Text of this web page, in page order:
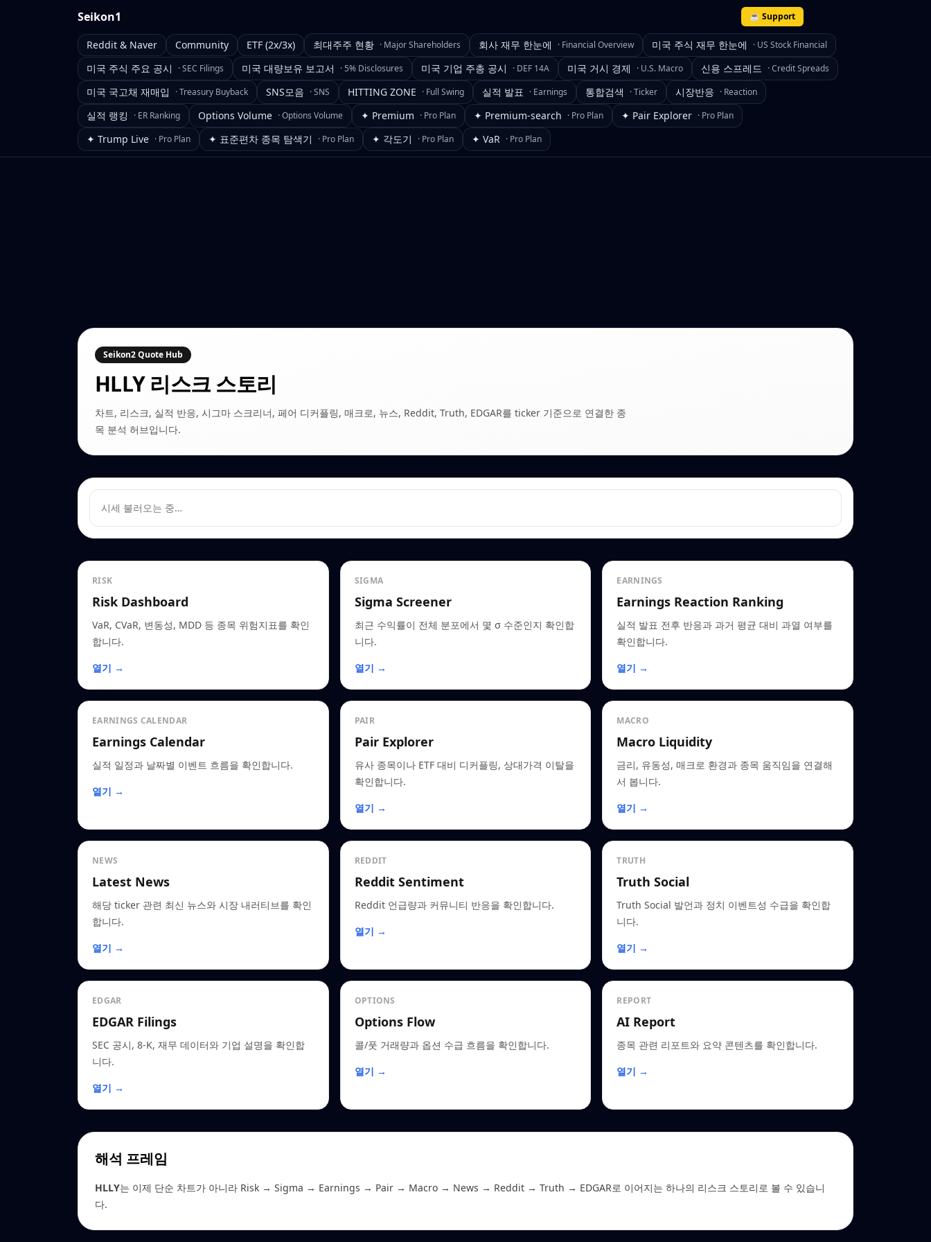
Seikon1 ☕ Support
Reddit & Naver Community ETF (2x/3x) 최대주주 현황 · Major Shareholders 회사 재무 한눈에 · Financial Overview 미국 주식 재무 한눈에 · US Stock Financial
미국 주식 주요 공시 ·SEC Filings 미국 대량보유 보고서 · 5% Disclosures 미국 기업 주총 공시 · DEF 14A 미국 거시 경제 · U.S. Macro 신용 스프레드 ·Credit Spreads
미국 국고채 재매입 ·Treasury Buyback SNS모음 ·SNS HITTING ZONE · Full Swing 실적 발표 · Earnings 통합검색 ·Ticker 시장반응 · Reaction
실적 랭킹 · ER Ranking Options Volume ·Options Volume ✦ Premium · Pro Plan ✦ Premium-search · Pro Plan ✦ Pair Explorer · Pro Plan
✦ Trump Live · Pro Plan ✦ 표준편차 종목 탐색기 · Pro Plan ✦ 각도기 · Pro Plan ✦ VaR · Pro Plan
Seikon2 Quote Hub
HLLY리스크 스토리
차트, 리스크, 실적 반응, 시그마 스크리너, 페어 디커플링, 매크로, 뉴스, Reddit, Truth, EDGAR를 ticker 기준으로 연결한 종
목 분석 허브입니다.
시세 불러오는 중…
RISK
Risk Dashboard
VaR, CVaR, 변동성, MDD 등 종목 위험지표를 확인
합니다.
열기 →
SIGMA
Sigma Screener
최근 수익률이 전체 분포에서 몇 σ 수준인지 확인합
니다.
열기 →
EARNINGS
Earnings Reaction Ranking
실적 발표 전후 반응과 과거 평균 대비 과열 여부를
확인합니다.
열기 →
EARNINGS CALENDAR
Earnings Calendar
실적 일정과 날짜별 이벤트 흐름을 확인합니다.
열기 →
PAIR
Pair Explorer
유사 종목이나 ETF 대비 디커플링, 상대가격 이탈을
확인합니다.
열기 →
MACRO
Macro Liquidity
금리, 유동성, 매크로 환경과 종목 움직임을 연결해
서 봅니다.
열기 →
NEWS
Latest News
해당 ticker 관련 최신 뉴스와 시장 내러티브를 확인
합니다.
열기 →
REDDIT
Reddit Sentiment
Reddit 언급량과 커뮤니티 반응을 확인합니다.
열기 →
TRUTH
Truth Social
Truth Social 발언과 정치 이벤트성 수급을 확인합
니다.
열기 →
EDGAR
EDGAR Filings
SEC 공시, 8-K, 재무 데이터와 기업 설명을 확인합
니다.
열기 →
OPTIONS
Options Flow
콜/풋 거래량과 옵션 수급 흐름을 확인합니다.
열기 →
REPORT
AI Report
종목 관련 리포트와 요약 콘텐츠를 확인합니다.
열기 →
해석 프레임
HLLY는 이제 단순 차트가 아니라 Risk → Sigma → Earnings → Pair → Macro → News → Reddit → Truth → EDGAR로 이어지는 하나의 리스크 스토리로 볼 수 있습니
다.